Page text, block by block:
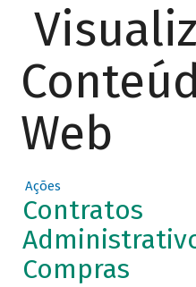
Web
Ações
Contratos
Compras